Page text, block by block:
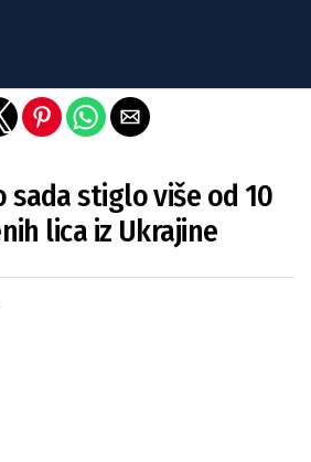
sada stiglo više od 10
lica iz Ukrajine